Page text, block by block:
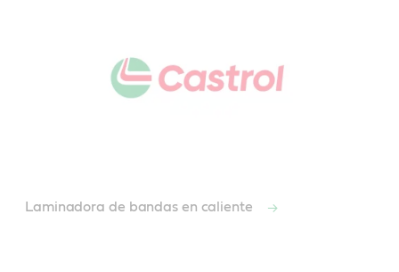
Laminadora de bandas en caliente